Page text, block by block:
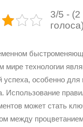
3/5 - (2
голоса)
мире технологии
успеха, особенно для
Использование
может стать
между